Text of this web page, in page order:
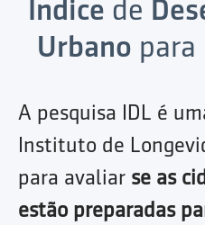
Índice de
Urbano para
A pesquisa IDL é
Instituto de
para avaliar se as
estão preparadas